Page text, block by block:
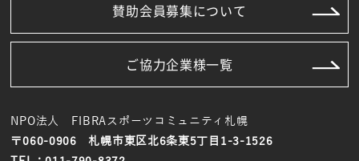
賛助会員募集について
ご協力企業様一覧
NPO法人 FIBRAスポーツコミュニティ札幌
〒060-0906 札幌市東区北6条東5丁目1-3-1526